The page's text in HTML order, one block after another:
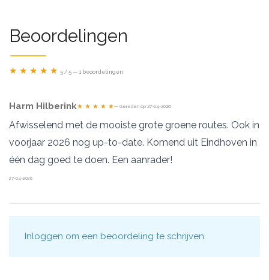
Beoordelingen
★ ★ ★ ★ ★ 5 / 5 — 1 beoordelingen
Harm Hilberink★ ★ ★ ★ ★— Gereden op 27-04-2026
Afwisselend met de mooiste grote groene routes. Ook in
voorjaar 2026 nog up-to-date. Komend uit Eindhoven in
één dag goed te doen. Een aanrader!
27-04-2026
Inloggen om een beoordeling te schrijven.